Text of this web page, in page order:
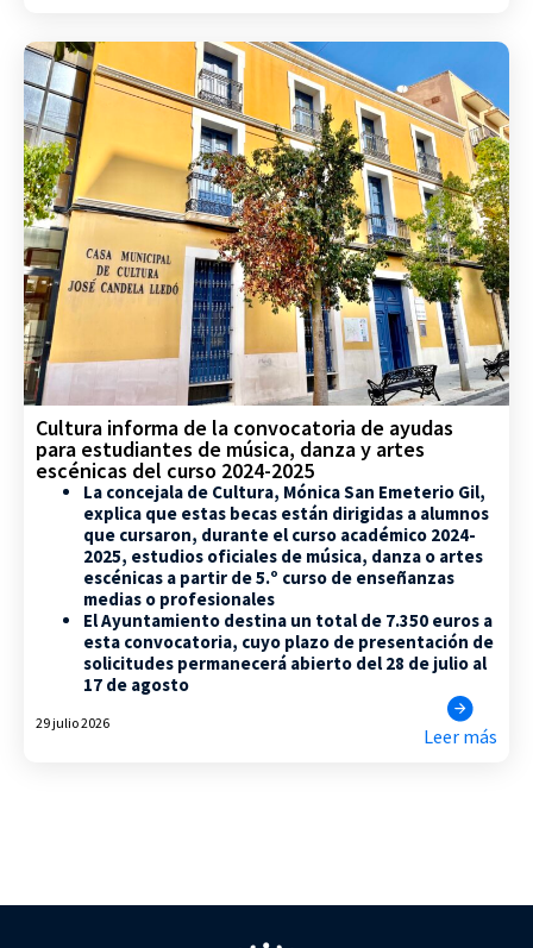
Cultura informa de la convocatoria de ayudas
para estudiantes de música, danza y artes
escénicas del curso 2024-2025
La concejala de Cultura, Mónica San Emeterio Gil,
explica que estas becas están dirigidas a alumnos
que cursaron, durante el curso académico 2024-
2025, estudios oficiales de música, danza o artes
escénicas a partir de 5.º curso de enseñanzas
medias o profesionales
El Ayuntamiento destina un total de 7.350 euros a
esta convocatoria, cuyo plazo de presentación de
solicitudes permanecerá abierto del 28 de julio al
17 de agosto
29 julio 2026
Leer más